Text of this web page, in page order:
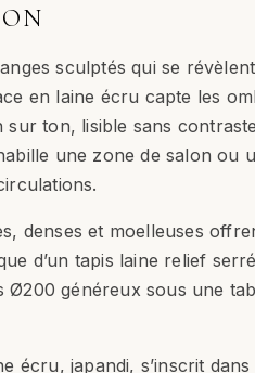
sculptés qui se
en laine écru capte les
sur ton, lisible sans
une zone de salon ou
denses et moelleuses
d’un tapis laine relief
Ø200 généreux sous une
écru, japandi, s’inscrit dans